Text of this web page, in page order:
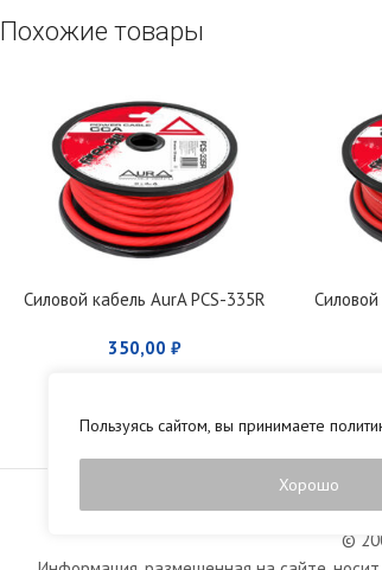
Пользуясь сайтом, вы принимаете
Хорошо
Похожие товары
Силовой кабель AurA PCS-335R
350,00₽
Силовой
©